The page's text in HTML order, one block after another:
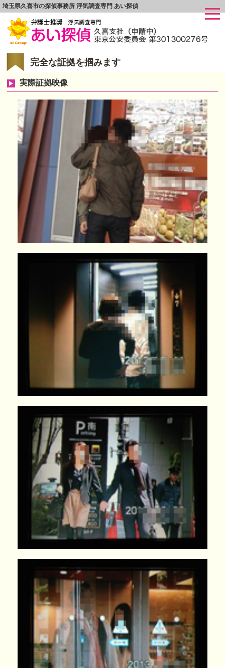
埼玉県久喜市の探偵事務所 浮気調査専門 あい探偵
完全な証拠を掴みます
実際証拠映像